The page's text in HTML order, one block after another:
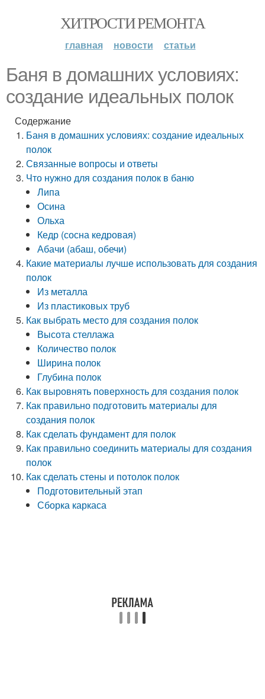
ХИТРОСТИ РЕМОНТА
главная новости статьи
Баня в домашних условиях:
создание идеальных полок
Содержание
Баня в домашних условиях: создание идеальных
полок
Связанные вопросы и ответы
Что нужно для создания полок в баню
Липа
Осина
Ольха
Кедр (сосна кедровая)
Абачи (абаш, обечи)
Какие материалы лучше использовать для создания
полок
Из металла
Из пластиковых труб
Как выбрать место для создания полок
Высота стеллажа
Количество полок
Ширина полок
Глубина полок
Как выровнять поверхность для создания полок
Как правильно подготовить материалы для
создания полок
Как сделать фундамент для полок
Как правильно соединить материалы для создания
полок
Как сделать стены и потолок полок
Подготовительный этап
Сборка каркаса